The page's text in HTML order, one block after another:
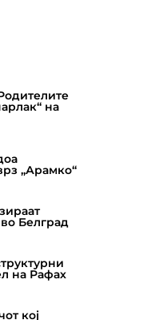
на
„Арамко“
Белград
на Рафах
кој